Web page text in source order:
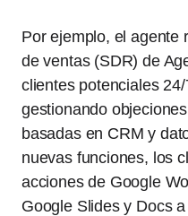
Por ejemplo, el agente
de ventas (SDR) de
clientes potenciales
gestionando
basadas en CRM y
nuevas funciones, los
acciones de Google
Google Slides y Docs